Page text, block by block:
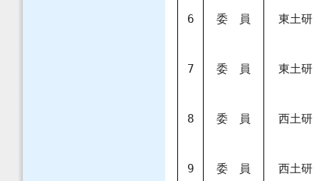
6 委 員 東土研
7 委 員 東土研
8 委 員 西土研
9 委 員 西土研